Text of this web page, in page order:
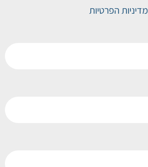
מדיניות הפרטיות